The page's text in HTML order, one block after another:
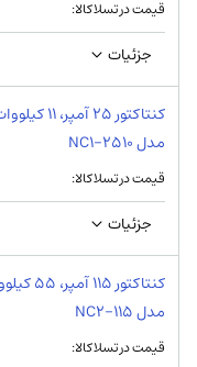
قیمت در تسلاکالا:
جزئیات
مدل NC1-2510
قیمت در تسلاکالا:
جزئیات
مدل NC2-115
قیمت در تسلاکالا: